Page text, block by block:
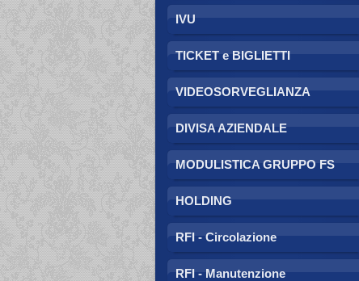
IVU
TICKET e BIGLIETTI
VIDEOSORVEGLIANZA
DIVISA AZIENDALE
MODULISTICA GRUPPO FS
HOLDING
RFI - Circolazione
RFI - Manutenzione